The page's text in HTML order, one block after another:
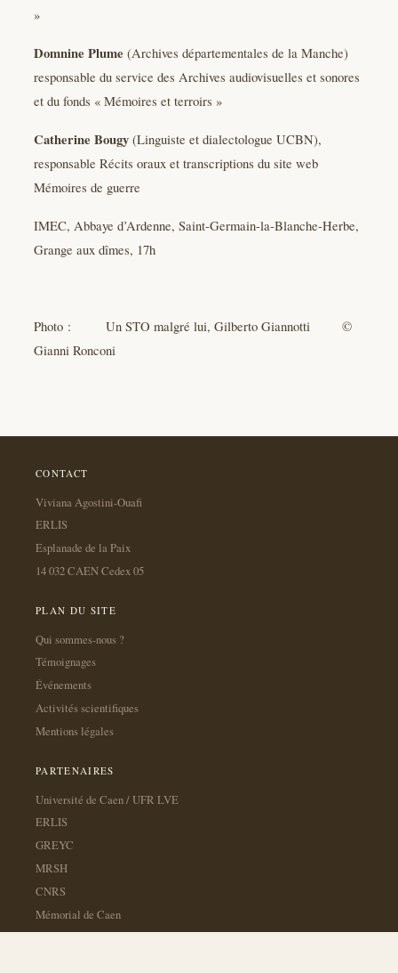
»
Domnine Plume (Archives départementales de la Manche)
responsable du service des Archives audiovisuelles et sonores
et du fonds « Mémoires et terroirs »
Catherine Bougy (Linguiste et dialectologue UCBN),
responsable Récits oraux et transcriptions du site web
Mémoires de guerre
IMEC, Abbaye d’Ardenne, Saint-Germain-la-Blanche-Herbe,
Grange aux dîmes, 17h
Photo : Un STO malgré lui, Gilberto Giannotti ©
Gianni Ronconi
CONTACT
Viviana Agostini-Ouafi
ERLIS
Esplanade de la Paix
14 032 CAEN Cedex 05
PLAN DU SITE
Qui sommes-nous ?
Témoignages
Événements
Activités scientifiques
Mentions légales
PARTENAIRES
Université de Caen / UFR LVE
ERLIS
GREYC
MRSH
CNRS
Mémorial de Caen